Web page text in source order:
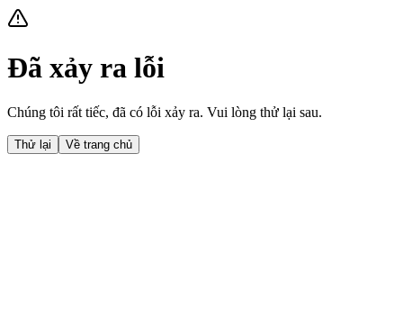
Đã xảy ra lỗi
Chúng tôi rất tiếc, đã có lỗi xảy ra. Vui lòng thử lại sau.
Thử lại Về trang chủ